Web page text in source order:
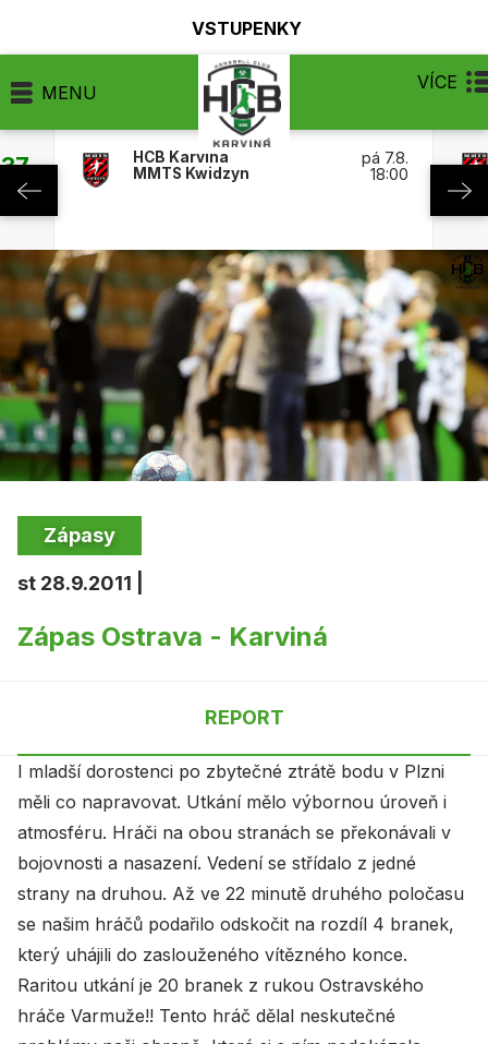
VSTUPENKY
MENU VÍCE
HCB Karviná
MMTS Kwidzyn
pá 7.8.
18:00
Zápasy
st 28.9.2011 |
Zápas Ostrava - Karviná
REPORT
I mladší dorostenci po zbytečné ztrátě bodu v Plzni
měli co napravovat. Utkání mělo výbornou úroveň i
atmosféru. Hráči na obou stranách se překonávali v
bojovnosti a nasazení. Vedení se střídalo z jedné
strany na druhou. Až ve 22 minutě druhého poločasu
se našim hráčů podařilo odskočit na rozdíl 4 branek,
který uhájili do zaslouženého vítězného konce.
Raritou utkání je 20 branek z rukou Ostravského
hráče Varmuže!! Tento hráč dělal neskutečné